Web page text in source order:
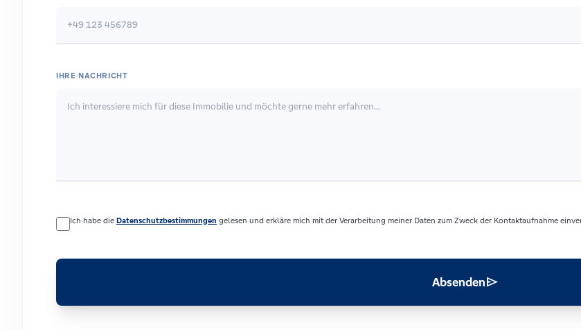
IHRE NACHRICHT
Ich habe die Datenschutzbestimmungen gelesen und erkläre mich mit der Verarbeitung meiner Daten zum Zweck der Kontaktaufnahme
Absendensend